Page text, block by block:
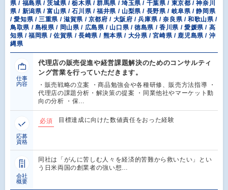
県 / 福島県 / 茨城県 / 栃木県 / 群馬県 / 埼玉県 / 千葉県 / 東京都 / 神奈川
県 / 新潟県 / 富山県 / 石川県 / 福井県 / 山梨県 / 長野県 / 岐阜県 / 静岡県
/ 愛知県 / 三重県 / 滋賀県 / 京都府 / 大阪府 / 兵庫県 / 奈良県 / 和歌山県 /
鳥取県 / 島根県 / 岡山県 / 広島県 / 山口県 / 徳島県 / 香川県 / 愛媛県 / 高
知県 / 福岡県 / 佐賀県 / 長崎県 / 熊本県 / 大分県 / 宮崎県 / 鹿児島県 / 沖
縄県
仕事
内容
代理店の販売促進や経営課題解決のためのコンサルティ
ング営業を行っていただきます。
・販売戦略の立案 ・商品勉強会や各種研修、販売方法指導 ・
代理店の課題分析・解決策の提案 ・同業他社やマーケット動
向の分析 ・保…
応募
資格
必須 目標達成に向けた数値責任をおった経験
会社
概要
同社は「がんに苦しむ人々を経済的苦難から救いたい」とい
う日米両国の創業者の強い想…